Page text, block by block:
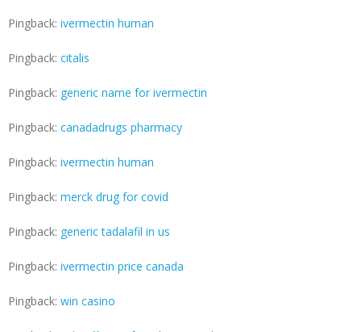
Pingback: ivermectin human
Pingback: citalis
Pingback: generic name for ivermectin
Pingback: canadadrugs pharmacy
Pingback: ivermectin human
Pingback: merck drug for covid
Pingback: generic tadalafil in us
Pingback: ivermectin price canada
Pingback: win casino